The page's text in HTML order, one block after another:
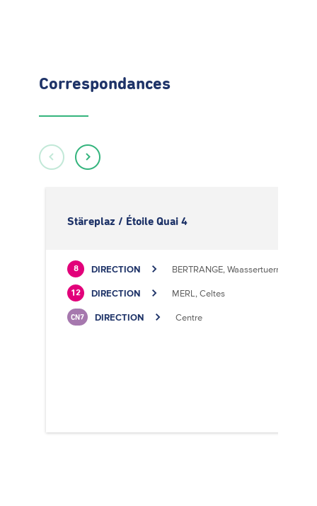
Correspondances
Stäreplaz / Étoile Quai 4
8 DIRECTION BERTRANGE, Waassertuerm
12 DIRECTION MERL, Celtes
CN7 DIRECTION Centre